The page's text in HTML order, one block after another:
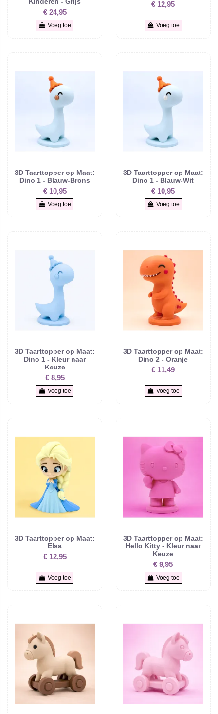
€ 24,95
Voeg toe
€ 12,95
Voeg toe
3D Taarttopper op Maat:
Dino 1 - Blauw-Brons
€ 10,95
Voeg toe
3D Taarttopper op Maat:
Dino 1 - Blauw-Wit
€ 10,95
Voeg toe
3D Taarttopper op Maat:
Dino 1 - Kleur naar
Keuze
€ 8,95
Voeg toe
3D Taarttopper op Maat:
Dino 2 - Oranje
€ 11,49
Voeg toe
3D Taarttopper op Maat:
Elsa
€ 12,95
Voeg toe
3D Taarttopper op Maat:
Hello Kitty - Kleur naar
Keuze
€ 9,95
Voeg toe